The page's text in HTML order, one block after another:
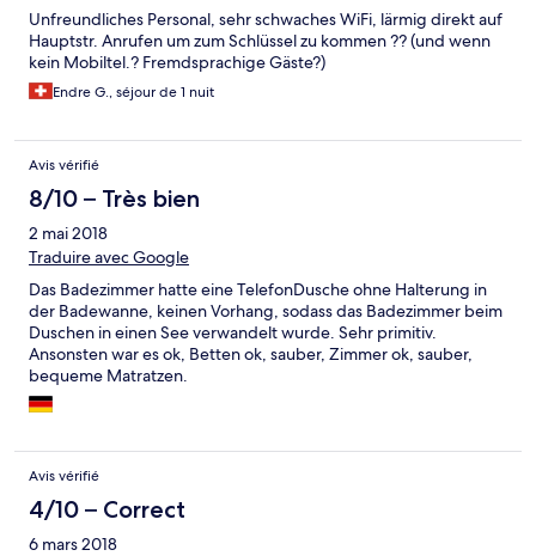
Unfreundliches Personal, sehr schwaches WiFi, lärmig direkt auf
Hauptstr. Anrufen um zum Schlüssel zu kommen ?? (und wenn
kein Mobiltel.? Fremdsprachige Gäste?)
Endre G., séjour de 1 nuit
Avis vérifié
8/10 – Très bien
2 mai 2018
Traduire avec Google
Das Badezimmer hatte eine TelefonDusche ohne Halterung in
der Badewanne, keinen Vorhang, sodass das Badezimmer beim
Duschen in einen See verwandelt wurde. Sehr primitiv.
Ansonsten war es ok, Betten ok, sauber, Zimmer ok, sauber,
bequeme Matratzen.
Avis vérifié
4/10 – Correct
6 mars 2018